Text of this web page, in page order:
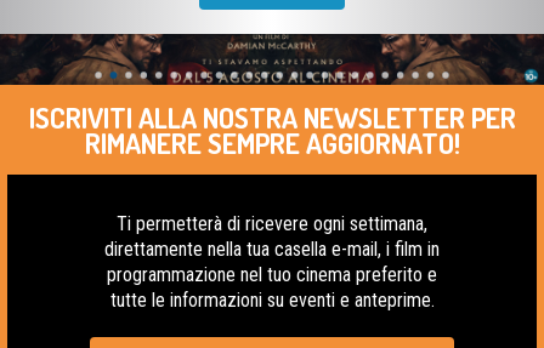
ISCRIVITI ALLA NOSTRA NEWSLETTER PER
RIMANERE SEMPRE AGGIORNATO!
Ti permetterà di ricevere ogni settimana,
direttamente nella tua casella e-mail, i film in
programmazione nel tuo cinema preferito e
tutte le informazioni su eventi e anteprime.